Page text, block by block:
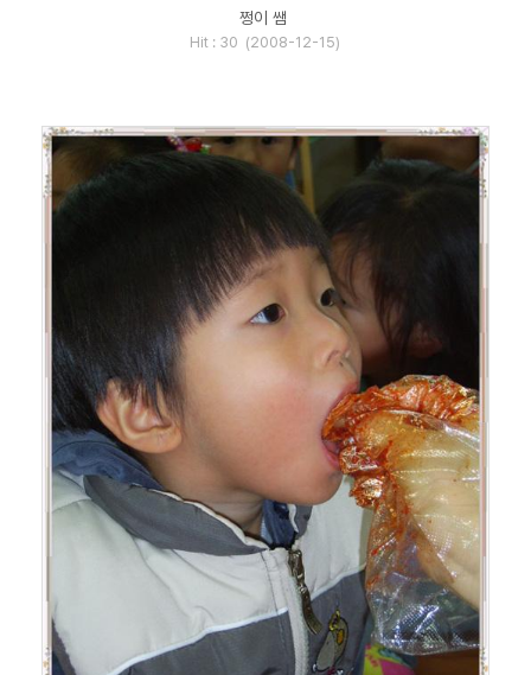
쩡이 쌤
Hit : 30 (2008-12-15)